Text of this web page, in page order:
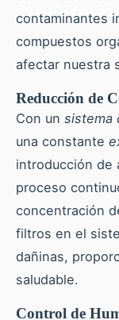
contaminantes
compuestos
afectar nuestra
Reducción de
Con un sistema
una constante
introducción de
proceso
concentración
filtros en el
dañinas,
saludable.
Control de